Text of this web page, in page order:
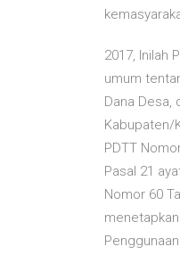
2017, Inilah
umum
Dana Desa,
Kabupaten/
PDTT
Pasal 21
Nomor 60